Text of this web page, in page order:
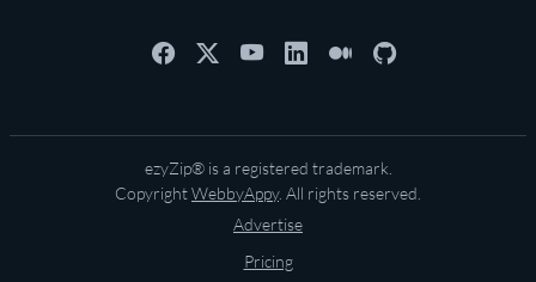
ezyZip® is a registered trademark.
CopyrightWebbyAppy. All rights reserved.
Advertise
Pricing